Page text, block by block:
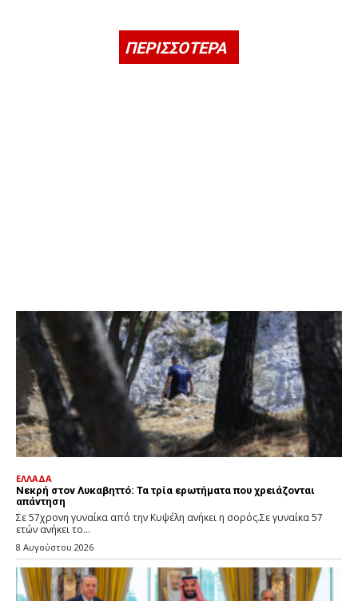
ΠΕΡΙΣΣΟΤΕΡΑ
ΕΛΛΑΔΑ
Νεκρή στον Λυκαβηττό: Τα τρία ερωτήματα που χρειάζονται
απάντηση
Σε 57χρονη γυναίκα από την Κυψέλη ανήκει η σορός.Σε γυναίκα 57
ετών ανήκει το...
8 Αυγούστου 2026